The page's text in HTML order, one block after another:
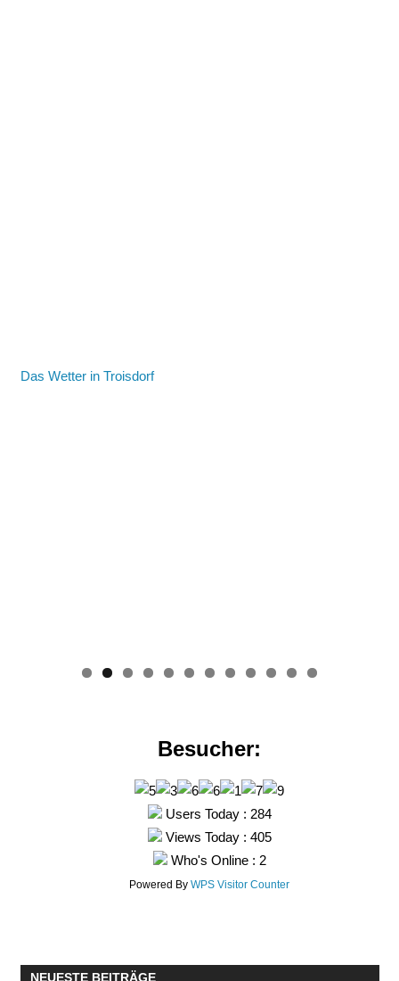
Das Wetter in Troisdorf
0 1 2
Besucher:
Users Today : 284
Views Today : 405
Who's Online : 2
Powered ByWPS Visitor Counter
NEUESTE BEITRÄGE